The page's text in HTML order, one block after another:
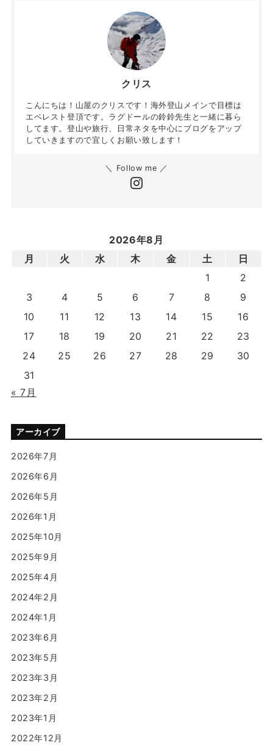
クリス
こんにちは！山屋のクリスです！海外登山メインで目標は
エベレスト登頂です。ラグドールの鈴鈴先生と一緒に暮ら
してます。登山や旅行、日常ネタを中心にブログをアップ
していきますので宜しくお願い致します！
＼ Follow me ／
2026年8月
月
火 水 木 金 土
日
1
2
3
4 5 6 7 8
9
10
11 12 13 14 15
16
17
18 19 20 21 22
23
24
25 26 27 28 29
30
31
« 7月
アーカイブ
2026年7月
2026年6月
2026年5月
2026年1月
2025年10月
2025年9月
2025年4月
2024年2月
2024年1月
2023年6月
2023年5月
2023年3月
2023年2月
2023年1月
2022年12月